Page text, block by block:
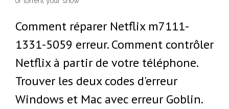
Comment réparer Netflix m7111-
1331-5059 erreur. Comment contrôler
Netflix à partir de votre téléphone.
Trouver les deux codes d'erreur
Windows et Mac avec erreur Goblin.